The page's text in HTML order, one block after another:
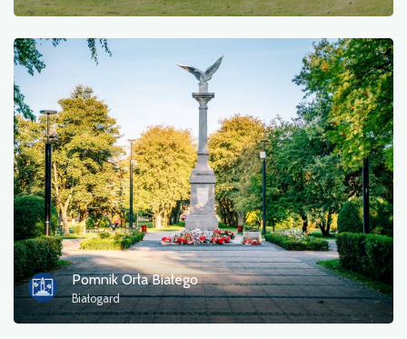
Pomnik Orła Białego
Białogard